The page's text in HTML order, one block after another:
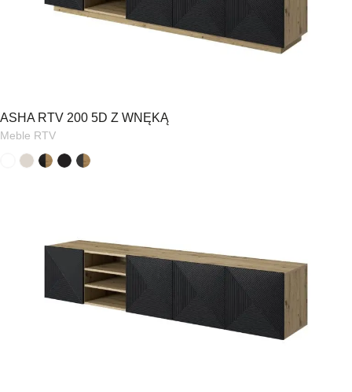
ASHA RTV 200 5D Z WNĘKĄ
Meble RTV